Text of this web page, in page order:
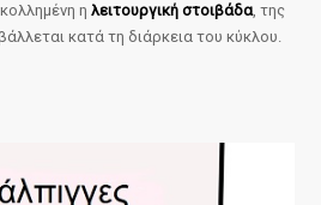
ηλειτουργική στοιβάδα, της
κατά τη διάρκεια του κύκλου.